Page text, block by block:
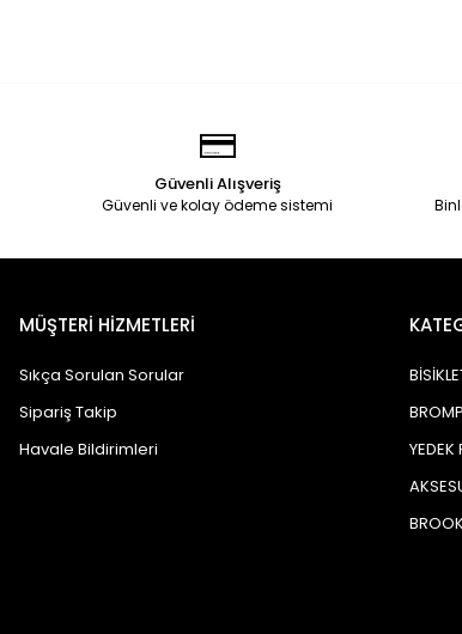
Güvenli Alışveriş
Güvenli ve kolay ödeme sistemi
MÜŞTERİ HİZMETLERİ
Sıkça Sorulan Sorular
Sipariş Takip
Havale Bildirimleri